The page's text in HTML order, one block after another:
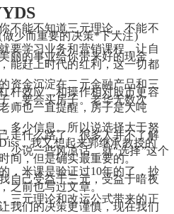
不能不知道三元理论，不能不
少而重要的决策*下大注)
要学习业务和营销课程，让自
丽的事业给你带来好的现金
能赶上时代的红利，这一切都
资金沉淀在二元金融产品和三
杆效应，和操作相对股市更容
，要会买房子。老华无数次
师也一直提醒，房子是大吨
多少信息。所以说选择大于努
走什么路了。很多人并不了解
，我又想起来郭继承教授的
少说一些风凉话。就“选择”这个
间，但是确实最重要的。
，米课是验证过10年的了，抄
自己受益于三元，受益于暗夜
之前也写过文章。
三元理论和改运公式带来的正
我们的决策更谨慎，现在我们